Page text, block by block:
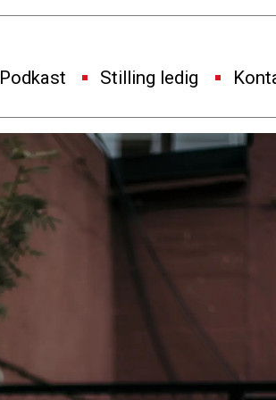
Podkast Stilling ledig